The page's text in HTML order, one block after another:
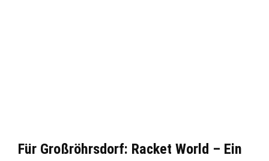
Für Großröhrsdorf: Racket World – Ein